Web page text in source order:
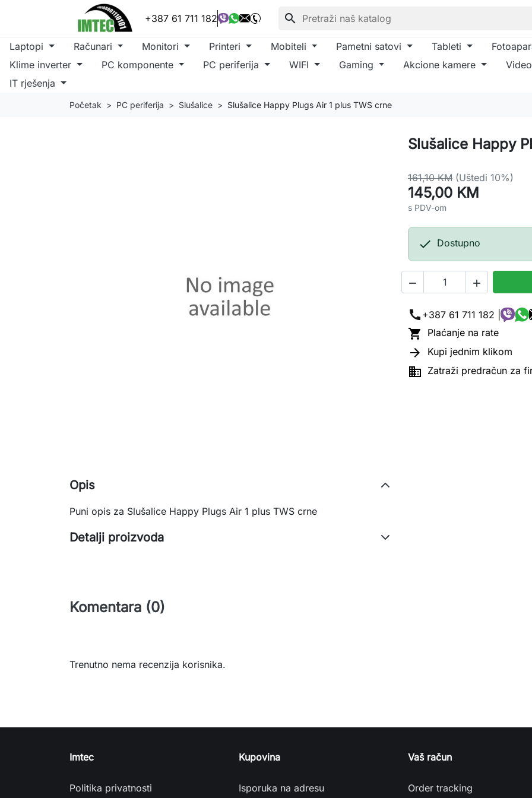
+387 61 711 182 search
Laptopi Računari Monitori Printeri Mobiteli Pametni satovi Tableti
Klime inverter
PC komponente PC periferija WIFI Gaming Akcione kamere
IT rješenja
Početak PC periferija Slušalice Slušalice Happy Plugs Air 1 plus TWS crne
Slušalice Happy
161,10 KM (Uštedi 10%)
145,00 KM
s PDV-om
 Dostupno
 
call +387 61 711 182 |
 Plaćanje na rate
 Kupi jednim klikom
 Zatraži predračun za
Opis
Puni opis za Slušalice Happy Plugs Air 1 plus TWS crne
Detalji proizvoda
Komentara (0)
Trenutno nema recenzija korisnika.
Imtec
Politika privatnosti
Kupovina
Isporuka na adresu
Vaš račun
Order tracking